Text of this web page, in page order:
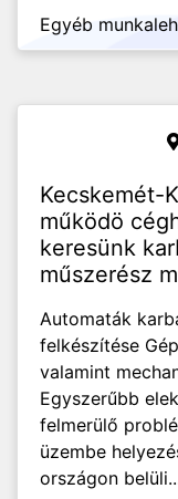
Egyéb
Kecskemét-
működö
keresünk
műszerész
Automaták
felkészítése
valamint
Egyszerűbb
felmerülő
üzembe
országon